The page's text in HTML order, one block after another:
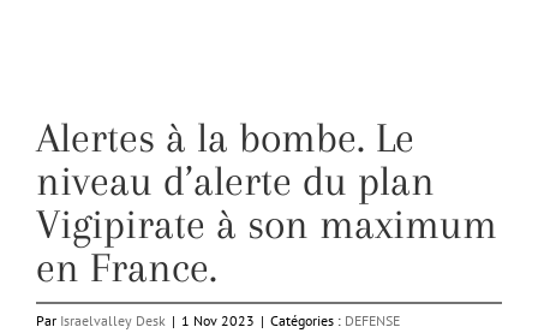
Alertes à la bombe. Le
niveau d’alerte du plan
Vigipirate à son maximum
en France.
Par Israelvalley Desk | 1 Nov 2023 | Catégories : DEFENSE